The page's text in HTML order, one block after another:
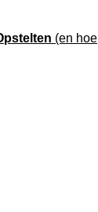
(en hoe
uitgelegd